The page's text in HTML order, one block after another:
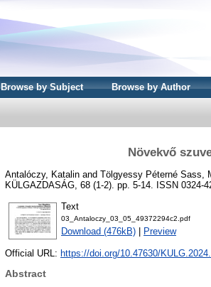
Browse by Subject Browse by Author
Növekvő
Antalóczy, Katalin and Tölgyessy Péterné Sass,
KÜLGAZDASÁG, 68 (1-2). pp. 5-14. ISSN 0324-
Text
03_Antaloczy_03_05_49372294c2.pdf
Download (476kB) Preview
Official URL: https://doi.org/10.47630/
Abstract